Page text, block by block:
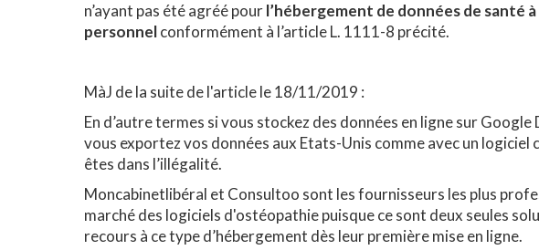
n’ayant pas été agréé pourl’hébergement de données de santé
personnelconformément à l’article L. 1111-8 précité.
MàJ de la suite de l'article le 18/11/2019 :
En d’autre termes si vous stockez des données en ligne sur
vous exportez vos données aux Etats-Unis comme avec un logiciel
êtes dans l’illégalité.
Moncabinetlibéral et Consultoo sont les fournisseurs les plus
marché des logiciels d'ostéopathie puisque ce sont deux seules
recours à ce type d’hébergement dès leur première mise en ligne.